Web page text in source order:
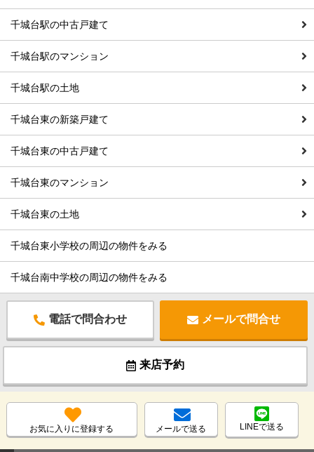
千城台駅の中古戸建て
千城台駅のマンション
千城台駅の土地
千城台東の新築戸建て
千城台東の中古戸建て
千城台東のマンション
千城台東の土地
千城台東小学校の周辺の物件をみる
千城台南中学校の周辺の物件をみる
電話で問合わせ メールで問合せ
来店予約
お気に入りに登録する メールで送る LINEで送る